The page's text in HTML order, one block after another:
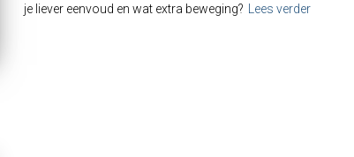
je liever eenvoud en wat extra beweging?
Lees verder